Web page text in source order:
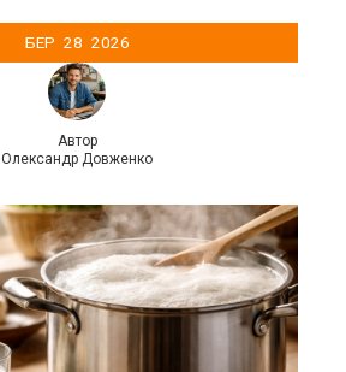
БЕР 28 2026
Автор
Олександр Довженко